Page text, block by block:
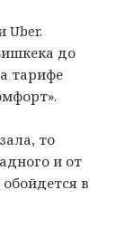
Uber.
до
тарифе
то
и от
в